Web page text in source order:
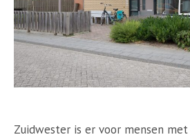
Zuidwester is er voor mensen